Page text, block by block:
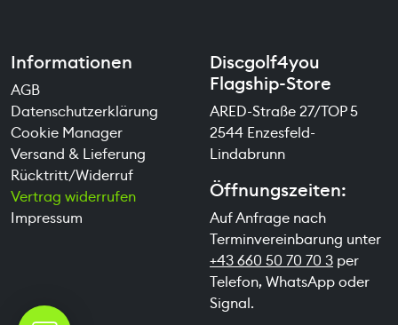
Informationen
AGB
Datenschutzerklärung
Cookie Manager
Versand & Lieferung
Rücktritt/Widerruf
Vertrag widerrufen
Impressum
Discgolf4you
Flagship-Store
ARED-Straße 27/TOP 5
2544 Enzesfeld-
Lindabrunn
Öffnungszeiten:
Auf Anfrage nach
Terminvereinbarung unter
+43 660 50 70 70 3 per
Telefon, WhatsApp oder
Signal.